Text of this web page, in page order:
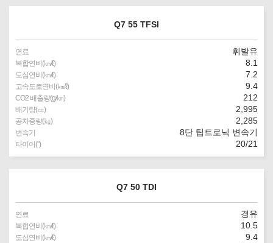
Q7 55 TFSI
연료 휘발유
복합연비(㎞/ℓ) 8.1
도심연비(㎞/ℓ) 7.2
고속도로연비(㎞/ℓ) 9.4
CO2 배출량(g/㎞) 212
배기량(㏄) 2,995
공차중량(㎏) 2,285
변속기 8단 팁트로닉 변속기
타이어(″) 20/21
Q7 50 TDI
연료 경유
복합연비(㎞/ℓ) 10.5
도심연비(㎞/ℓ) 9.4